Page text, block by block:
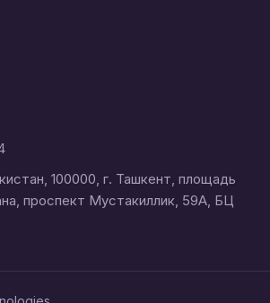
100000, г. Ташкент, площадь
проспект Мустакиллик, 59A, БЦ